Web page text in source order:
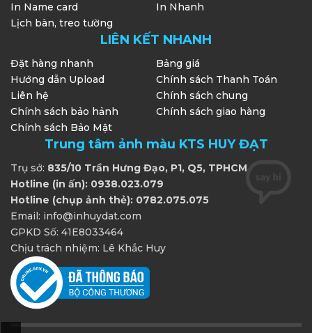
In Name card
In Nhanh
Lịch bàn, treo tường
LIÊN KẾT NHANH
Đặt hàng nhanh
Bảng giá
Hướng dẫn Upload
Chính sách Thanh Toán
Liên hệ
Chính sách chung
Chính sách bảo hảnh
Chính sách giao hàng
Chính sách Bảo Mật
Trung tâm ảnh màu KTS HUY ĐẠT
Trụ sở: 835/10 Trần Hưng Đạo, P1, Q5, TPHCM
Hotline (in ấn): 0938.023.079
Hotline (chụp ảnh thẻ): 0782.075.075
Email: info@inhuydat.com
GPKD Số: 41E8033464
Chịu trách nhiệm: Lê Khắc Huy